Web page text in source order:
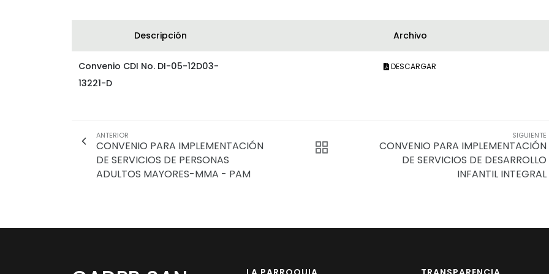
Descripción Archivo
Convenio CDI No. DI-05-12D03-
13221-D
DESCARGAR
ANTERIOR
CONVENIO PARA IMPLEMENTACIÓN
DE SERVICIOS DE PERSONAS
ADULTOS MAYORES-MMA - PAM
SIGUIENTE
CONVENIO PARA IMPLEMENTACIÓN
DE SERVICIOS DE DESARROLLO
INFANTIL INTEGRAL